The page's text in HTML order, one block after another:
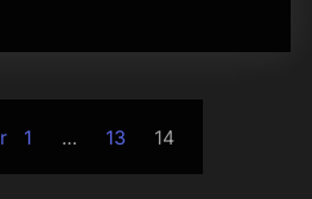
1 … 13 14